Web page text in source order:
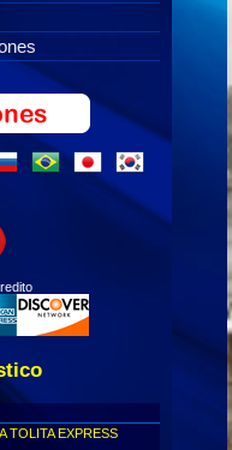
TOLITA EXPRESS